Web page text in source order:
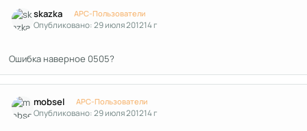
skazka APC-Пользователи
Опубликовано:29 июля 201214 г
Ошибка наверное 0505?
mobsel APC-Пользователи
Опубликовано:29 июля 201214 г